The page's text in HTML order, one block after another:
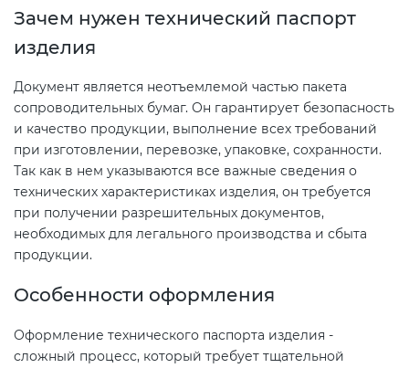
Зачем нужен технический паспорт
изделия
Документ является неотъемлемой частью пакета
сопроводительных бумаг. Он гарантирует безопасность
и качество продукции, выполнение всех требований
при изготовлении, перевозке, упаковке, сохранности.
Так как в нем указываются все важные сведения о
технических характеристиках изделия, он требуется
при получении разрешительных документов,
необходимых для легального производства и сбыта
продукции.
Особенности оформления
Оформление технического паспорта изделия -
сложный процесс, который требует тщательной
Декларирование
электромагнитной
совместимости (ТР ТС 020)
Сертификация детских товаров
(ТР ТС 007)
Сертификация товаров легкой
промышленности (ТР ТС 017)
Сертификация промышленного
оборудования (ТР ТС 010)
Сертификация средств
индивидуальной защиты (ТР ТС